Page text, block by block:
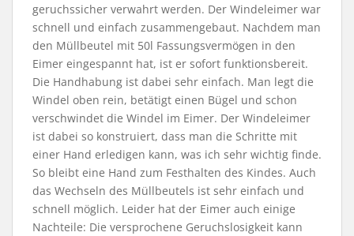
geruchssicher verwahrt werden. Der Windeleimer war
schnell und einfach zusammengebaut. Nachdem man
den Müllbeutel mit 50l Fassungsvermögen in den
Eimer eingespannt hat, ist er sofort funktionsbereit.
Die Handhabung ist dabei sehr einfach. Man legt die
Windel oben rein, betätigt einen Bügel und schon
verschwindet die Windel im Eimer. Der Windeleimer
ist dabei so konstruiert, dass man die Schritte mit
einer Hand erledigen kann, was ich sehr wichtig finde.
So bleibt eine Hand zum Festhalten des Kindes. Auch
das Wechseln des Müllbeutels ist sehr einfach und
schnell möglich. Leider hat der Eimer auch einige
Nachteile: Die versprochene Geruchslosigkeit kann